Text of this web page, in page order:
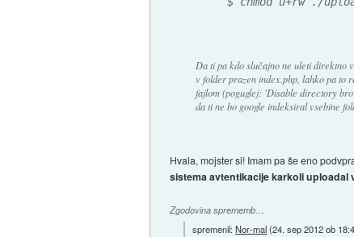
Da ti pa kdo slučajno ne uleti direktno
v folder prazen index.php, lahko pa to
fajlom (poguglej: 'Disable directory
da ti ne bo google indeksiral vsebine
Hvala, mojster si! Imam pa še eno
sistema avtentikacije karkoli uploadal
Zgodovina sprememb…
spremenil:Nor-mal(24. sep 2012 ob